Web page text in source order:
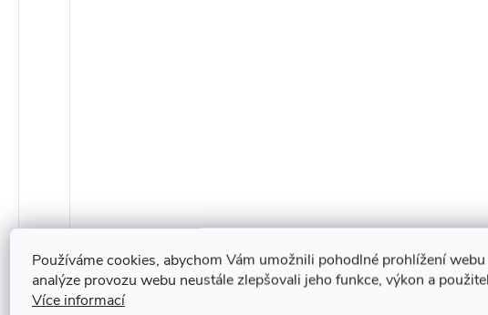
Používáme cookies, abychom Vám umožnili pohodlné prohlížení
analýze provozu webu neustále zlepšovali jeho funkce, výkon a
Více informací